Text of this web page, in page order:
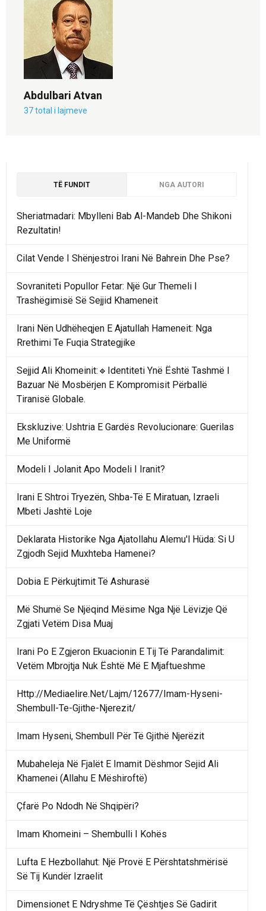
Abdulbari Atvan
37 total i lajmeve
TË FUNDIT NGA AUTORI
Sheriatmadari: Mbylleni Bab Al-Mandeb Dhe Shikoni
Rezultatin!
Cilat Vende I Shënjestroi Irani Në Bahrein Dhe Pse?
Sovraniteti Popullor Fetar: Një Gur Themeli I
Trashëgimisë Së Sejjid Khameneit
Irani Nën Udhëheqjen E Ajatullah Hameneit: Nga
Rrethimi Te Fuqia Strategjike
Sejjid Ali Khomeinit:🔹Identiteti Ynë Është Tashmë I
Bazuar Në Mosbërjen E Kompromisit Përballë
Tiranisë Globale.
Ekskluzive: Ushtria E Gardës Revolucionare: Guerilas
Me Uniformë
Modeli I Jolanit Apo Modeli I Iranit?
Irani E Shtroi Tryezën, Shba-Të E Miratuan, Izraeli
Mbeti Jashtë Loje
Deklarata Historike Nga Ajatollahu Alemu'l Hüda: Si U
Zgjodh Sejid Muxhteba Hamenei?
Dobia E Përkujtimit Të Ashurasë
Më Shumë Se Njëqind Mësime Nga Një Lëvizje Që
Zgjati Vetëm Disa Muaj
Irani Po E Zgjeron Ekuacionin E Tij Të Parandalimit:
Vetëm Mbrojtja Nuk Është Më E Mjaftueshme
Http://Mediaelire.Net/Lajm/12677/Imam-Hyseni-
Shembull-Te-Gjithe-Njerezit/
Imam Hyseni, Shembull Për Të Gjithë Njerëzit
Mubaheleja Në Fjalët E Imamit Dëshmor Sejid Ali
Khamenei (Allahu E Mëshiroftë)
Çfarë Po Ndodh Në Shqipëri?
Imam Khomeini – Shembulli I Kohës
Lufta E Hezbollahut: Një Provë E Përshtatshmërisë
Së Tij Kundër Izraelit
Dimensionet E Ndryshme Të Çështjes Së Gadirit